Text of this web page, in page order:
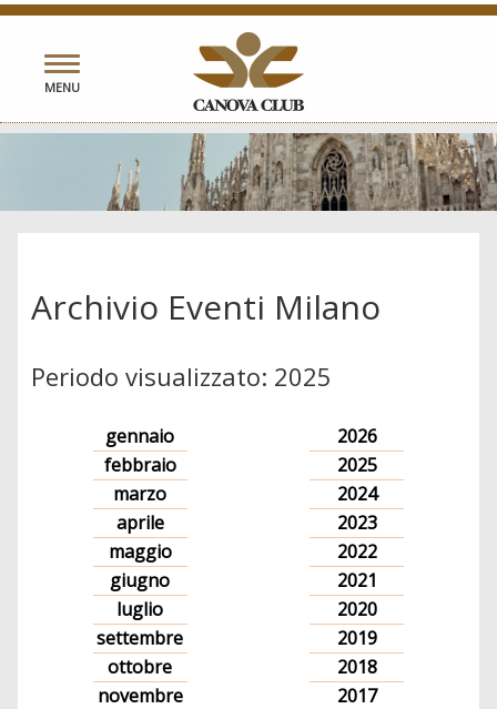
Toggle
navigation
MENU
Archivio Eventi Milano
Periodo visualizzato: 2025
gennaio
febbraio
marzo
aprile
maggio
giugno
luglio
settembre
ottobre
novembre
2026
2025
2024
2023
2022
2021
2020
2019
2018
2017